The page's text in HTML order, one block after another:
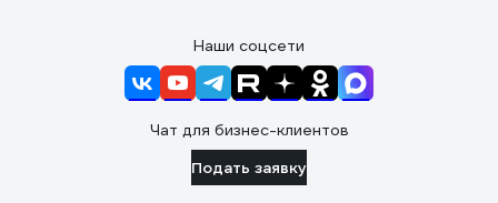
Наши соцсети
Чат для бизнес-клиентов
Подать заявку